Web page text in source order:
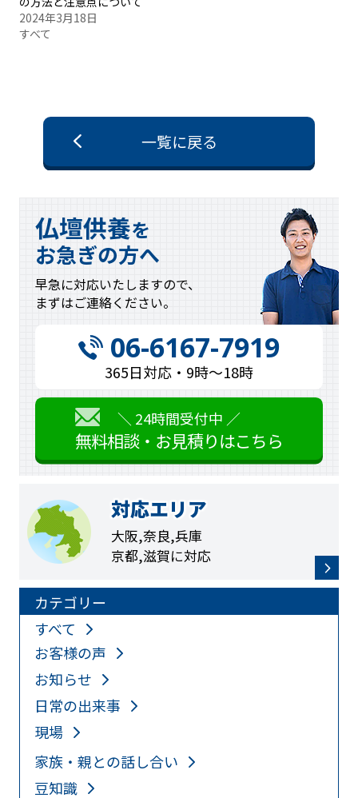
2024年3月18日
すべて
一覧に戻る
仏壇供養を
お急ぎの方へ
早急に対応いたしますので、
まずはご連絡ください。
06-6167-7919
365日対応・9時〜18時
＼ 24時間受付中 ／
無料相談・お見積りはこちら
対応エリア
大阪,奈良,兵庫
京都,滋賀に対応
カテゴリー
すべて
お客様の声
お知らせ
日常の出来事
現場
家族・親との話し合い
豆知識